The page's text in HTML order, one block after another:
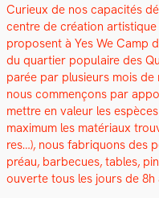
Curieux de nos capac­ités
cen­tre de créa­tion artis­tique
pro­posent à Yes We Camp
du quarti­er pop­u­laire des
parée par plusieurs mois de
nous com­mençons par
met­tre en valeur les
max­i­mum les matéri­aux
res…), nous fab­riquons des
préau, bar­be­cues, tables,
ouverte tous les jours de